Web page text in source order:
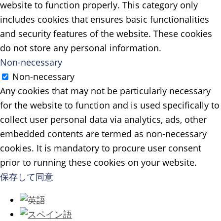
website to function properly. This category only
includes cookies that ensures basic functionalities
and security features of the website. These cookies
do not store any personal information.
Non-necessary
Non-necessary
Any cookies that may not be particularly necessary
for the website to function and is used specifically to
collect user personal data via analytics, ads, other
embedded contents are termed as non-necessary
cookies. It is mandatory to procure user consent
prior to running these cookies on your website.
保存して同意